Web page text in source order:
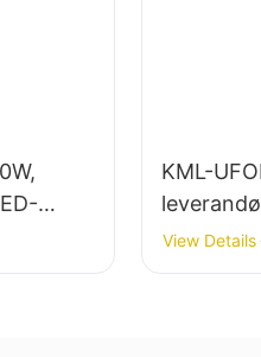
KML-
høybalys
View Details